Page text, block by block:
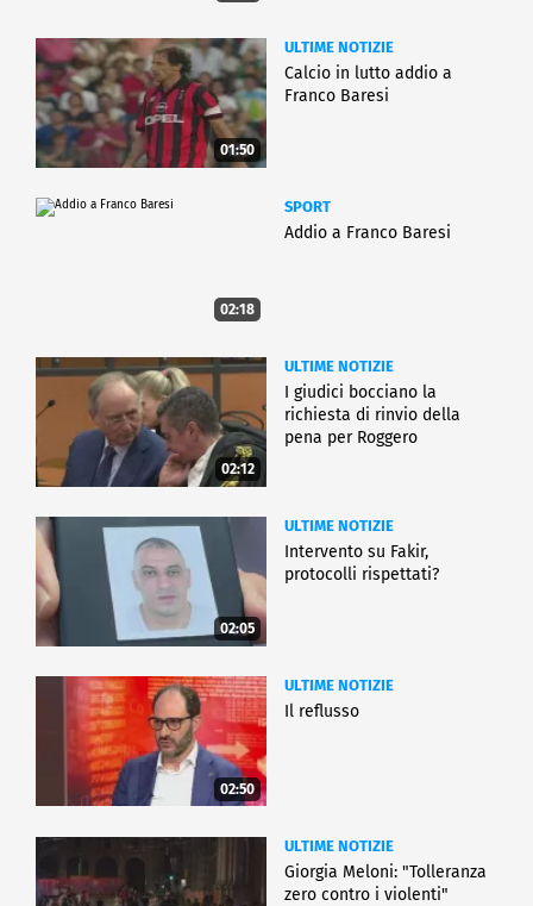
01:50
ULTIME NOTIZIE
Calcio in lutto addio a
Franco Baresi
02:18
SPORT
Addio a Franco Baresi
02:12
ULTIME NOTIZIE
I giudici bocciano la
richiesta di rinvio della
pena per Roggero
02:05
ULTIME NOTIZIE
Intervento su Fakir,
protocolli rispettati?
02:50
ULTIME NOTIZIE
Il reflusso
ULTIME NOTIZIE
Giorgia Meloni: "Tolleranza
zero contro i violenti"